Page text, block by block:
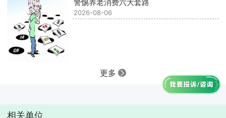
警惕养老消费六大套路
2026-08-06
更多
相关单位